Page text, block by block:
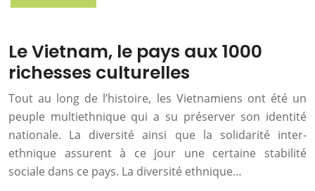
Le Vietnam, le pays aux 1000
richesses culturelles
Tout au long de l’histoire, les Vietnamiens ont été un
peuple multiethnique qui a su préserver son identité
nationale. La diversité ainsi que la solidarité inter-
ethnique assurent à ce jour une certaine stabilité
sociale dans ce pays. La diversité ethnique…